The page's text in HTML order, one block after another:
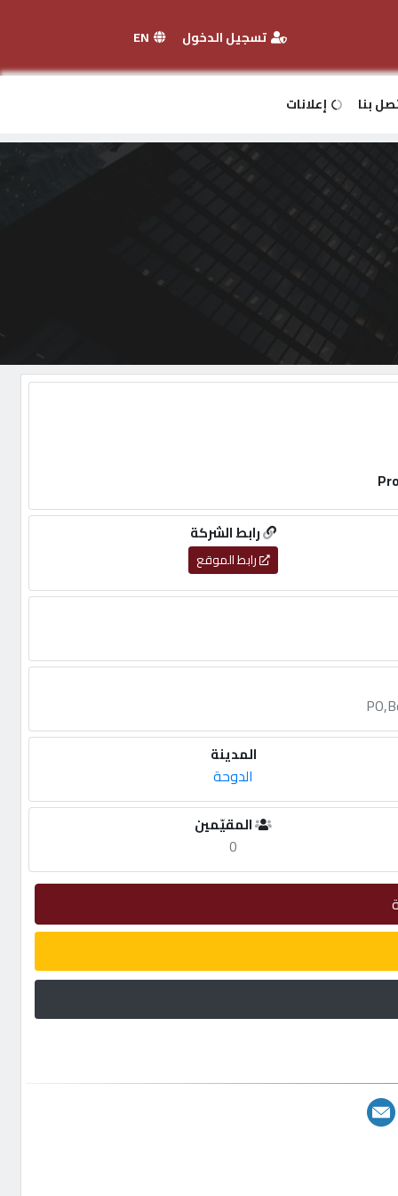
تسجيل الدخول
بنا إعلانات
رابط الشركة
رابط الموقع
المدينة
الدوحة
المقيّمين
0